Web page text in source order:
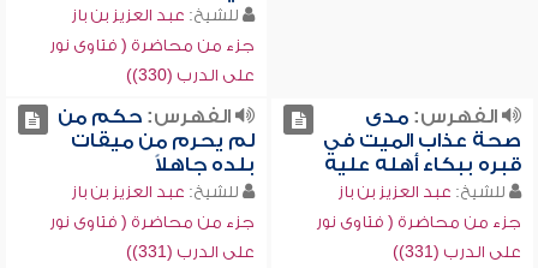
للشيخ: عبد العزيز بن باز
جزء من محاضرة ( فتاوى نور
على الدرب (330))
الفهرس:مدى
صحة عذاب الميت في
قبره ببكاء أهله عليه
للشيخ: عبد العزيز بن باز
جزء من محاضرة ( فتاوى نور
على الدرب (331))
الفهرس:حكم من
لم يحرم من ميقات
بلده جاهلاً
للشيخ: عبد العزيز بن باز
جزء من محاضرة ( فتاوى نور
على الدرب (331))